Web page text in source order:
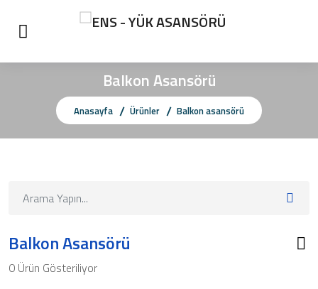
Balkon Asansörü
Anasayfa Ürünler Balkon asansörü
Balkon Asansörü
0 Ürün Gösteriliyor